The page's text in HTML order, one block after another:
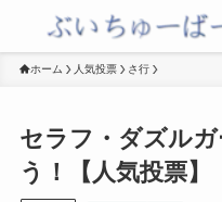
ホーム 人気投票 さ行
セラフ・ダズル
う！【人気投票】